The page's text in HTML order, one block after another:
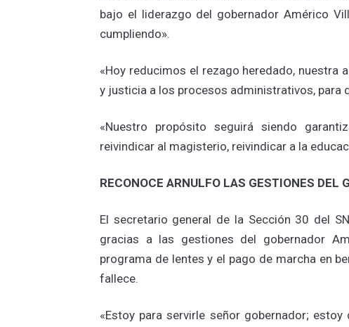
bajo el liderazgo del gobernador Américo
cumpliendo».
«Hoy reducimos el rezago heredado, nuestra
y justicia a los procesos administrativos, para
«Nuestro propósito seguirá siendo
reivindicar al magisterio, reivindicar a la
RECONOCE ARNULFO LAS GESTIONES DEL
El secretario general de la Sección 30 del
gracias a las gestiones del gobernador
programa de lentes y el pago de marcha en
fallece.
«Estoy para servirle señor gobernador;